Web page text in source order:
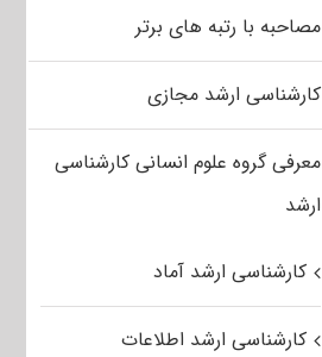
مصاحبه با رتبه های برتر
کارشناسی ارشد مجازی
معرفی گروه علوم انسانی کارشناسی
ارشد
کارشناسی ارشد آماد
کارشناسی ارشد اطلاعات